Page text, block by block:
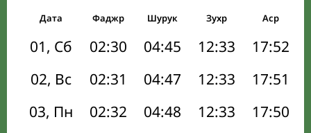
Дата Фаджр Шурук Зухр Аср
01, Сб 02:30 04:45 12:33 17:52
02, Вс
02:31 04:47 12:33 17:51
03, Пн
02:32 04:48 12:33 17:50